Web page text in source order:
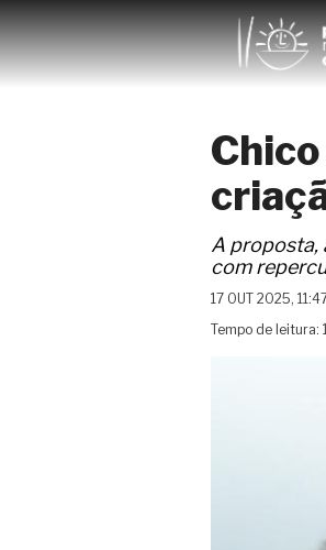
A proposta,
com
17 OUT 2025,
Tempo de leitura: